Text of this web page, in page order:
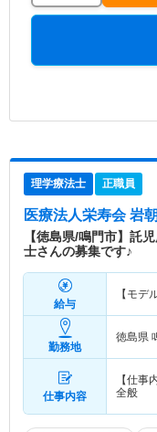
理学療法士 正職員
医療法人栄寿会 岩
【徳島県/鳴門市】託
士さんの募集です♪
給与
【モデ
勤務地
徳島県
仕事内容
【仕事
全般